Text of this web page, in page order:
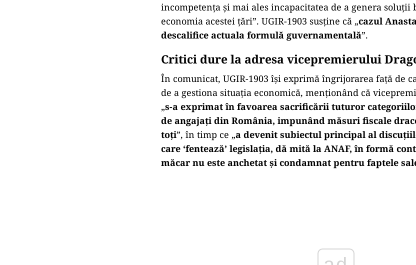
incompetența și mai ales incapacitatea de a genera soluții
economia acestei țări”. UGIR-1903 susține că „cazul
descalifice actuala formulă guvernamentală”.
Critici dure la adresa vicepremierului
În comunicat, UGIR-1903 își exprimă îngrijorarea față de
de a gestiona situația economică, menționând că
„s-a exprimat în favoarea sacrificării tuturor
de angajați din România, impunând măsuri fiscale
toți”, în timp ce „a devenit subiectul principal al
care ‘fentează’ legislația, dă mită la ANAF, în formă
măcar nu este anchetat și condamnat pentru faptele